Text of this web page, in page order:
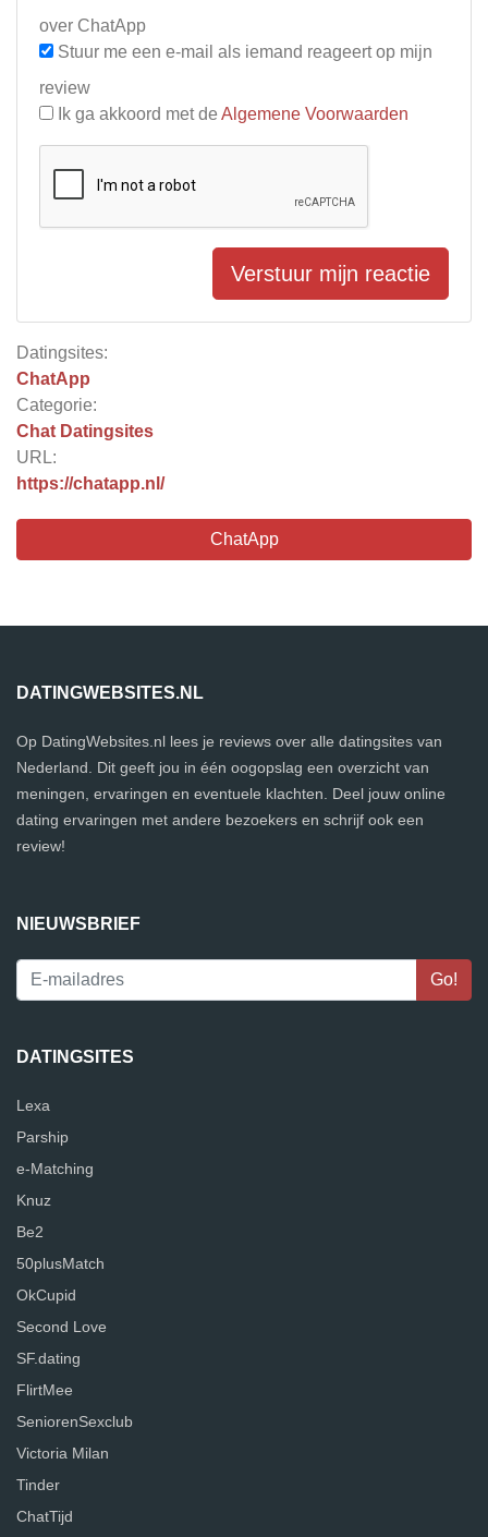
Datingsites:
ChatApp
Categorie:
Chat Datingsites
URL:
https://chatapp.nl/
ChatApp
over ChatApp
Stuur me een e-mail als iemand reageert op mijn
review
Ik ga akkoord met de Algemene Voorwaarden
Verstuur mijn reactie
DATINGWEBSITES.NL
Op DatingWebsites.nl lees je reviews over alle datingsites van
Nederland. Dit geeft jou in één oogopslag een overzicht van
meningen, ervaringen en eventuele klachten. Deel jouw online
dating ervaringen met andere bezoekers en schrijf ook een
review!
NIEUWSBRIEF
DATINGSITES
Lexa
Parship
e-Matching
Knuz
Be2
50plusMatch
OkCupid
Second Love
SF.dating
FlirtMee
SeniorenSexclub
Victoria Milan
Tinder
ChatTijd